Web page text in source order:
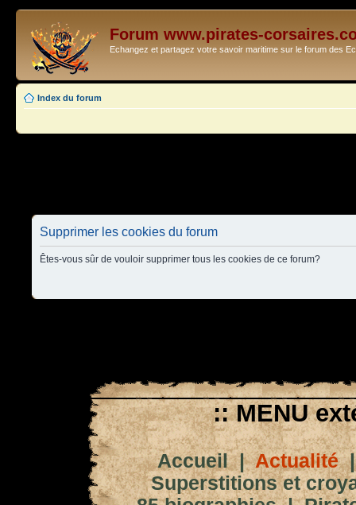
Forum www.pirates-
Echangez et partagez votre savoir maritime sur le forum des
Index du forum
Supprimer les cookies du forum
Êtes-vous sûr de vouloir supprimer tous les cookies de ce forum?
:: MENU
Accueil|Actualité
Superstitions et